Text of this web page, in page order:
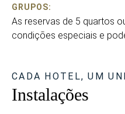
GRUPOS:
As reservas de 5 quartos
condições especiais e
CADA HOTEL, UM
Instalações